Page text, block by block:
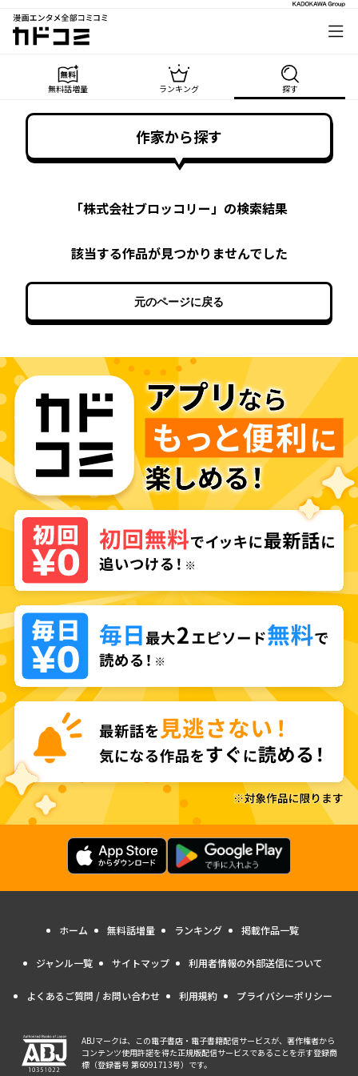
漫画エンタメ全部コミコミ
カドコミ
無料話増量 ランキング 探す
作家から探す
「株式会社ブロッコリー」の検索結果
該当する作品が見つかりませんでした
元のページに戻る
ホーム 無料話増量 ランキング 掲載作品一覧
ジャンル一覧 サイトマップ 利用者情報の外部送信について
よくあるご質問 / お問い合わせ 利用規約 プライバシーポリシー
ABJマークは、この電子書店・電子書籍配信サービスが、著作権者から
コンテンツ使用許諾を得た正規版配信サービスであることを示す登録商
標（登録番号 第6091713号）です。